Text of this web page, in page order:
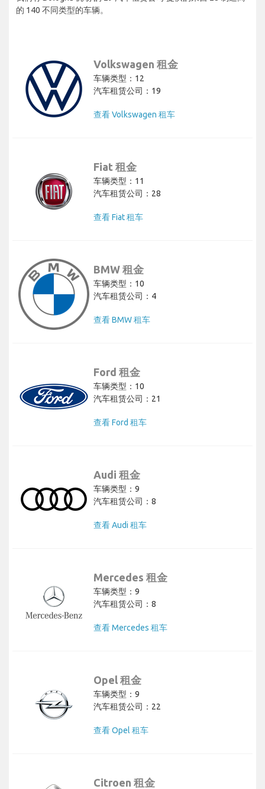
的 140 不同类型的车辆。
Volkswagen 租金
车辆类型：12
汽车租赁公司：19
查看 Volkswagen 租车
Fiat 租金
车辆类型：11
汽车租赁公司：28
查看 Fiat 租车
BMW 租金
车辆类型：10
汽车租赁公司：4
查看 BMW 租车
Ford 租金
车辆类型：10
汽车租赁公司：21
查看 Ford 租车
Audi 租金
车辆类型：9
汽车租赁公司：8
查看 Audi 租车
Mercedes 租金
车辆类型：9
汽车租赁公司：8
查看 Mercedes 租车
Opel 租金
车辆类型：9
汽车租赁公司：22
查看 Opel 租车
Citroen 租金